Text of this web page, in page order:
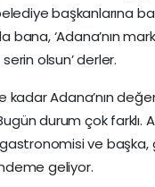
başkanlarına
bana, ‘Adana’nın
olsun’ derler.
kadar Adana’nın
durum çok farklı.
ve başka,
geliyor.